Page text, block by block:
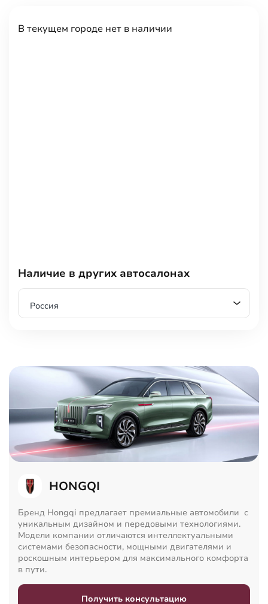
В текущем городе нет в наличии
Наличие в других автосалонах
Россия
HONGQI
Бренд Hongqi предлагает премиальные автомобили с
уникальным дизайном и передовыми технологиями.
Модели компании отличаются интеллектуальными
системами безопасности, мощными двигателями и
роскошным интерьером для максимального комфорта
в пути.
Получить консультацию